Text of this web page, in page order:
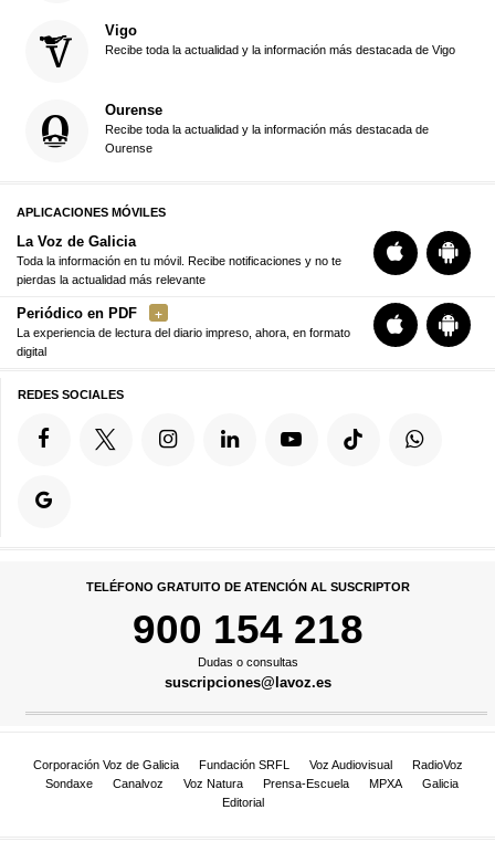
Vigo
Recibe toda la actualidad y la información más destacada de Vigo
Ourense
Recibe toda la actualidad y la información más destacada de
Ourense
APLICACIONES MÓVILES
La Voz de Galicia
Toda la información en tu móvil. Recibe notificaciones y no te
pierdas la actualidad más relevante
Periódico en PDF
La experiencia de lectura del diario impreso, ahora, en formato
digital
REDES SOCIALES
TELÉFONO GRATUITO DE ATENCIÓN AL SUSCRIPTOR
900 154 218
Dudas o consultas
suscripciones@lavoz.es
Corporación Voz de Galicia Fundación SRFL Voz Audiovisual
RadioVoz
Sondaxe
Canalvoz Voz Natura Prensa-Escuela MPXA
Galicia
Editorial